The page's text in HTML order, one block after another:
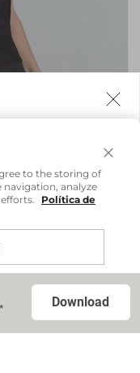
Download
estiver.
to the storing of
analyze
Política de